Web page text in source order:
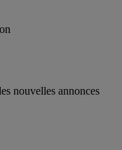
nouvelles annonces